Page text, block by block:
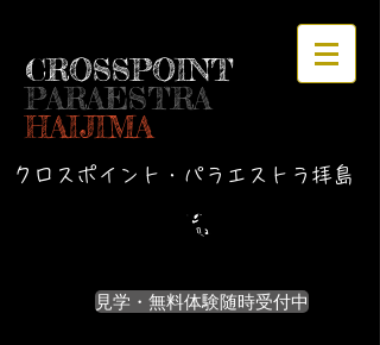
CROSSPOINT
PARAESTRA
HAIJIMA
クロスポイント・パラエストラ拝島
見学・無料体験随時受付中